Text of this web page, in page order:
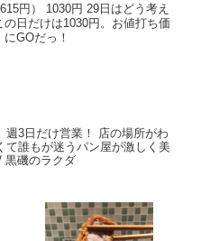
円） 1030円 29日はどう考え
日だけは1030円。お値打ち価
GOだっ！
週3日だけ営業！ 店の場所がわ
て誰もが迷うパン屋が激しく美
黒磯のラクダ